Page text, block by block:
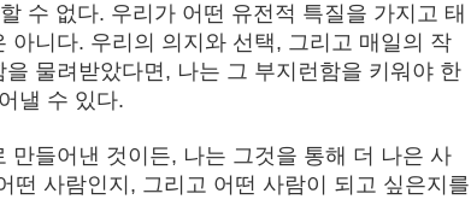
수 없다. 우리가 어떤 유전적 특질을 가지고 태
니다. 우리의 의지와 선택, 그리고 매일의 작
물려받았다면, 나는 그 부지런함을 키워야 한
낼 수 있다.
들어낸 것이든, 나는 그것을 통해 더 나은 사
떤 사람인지, 그리고 어떤 사람이 되고 싶은지를